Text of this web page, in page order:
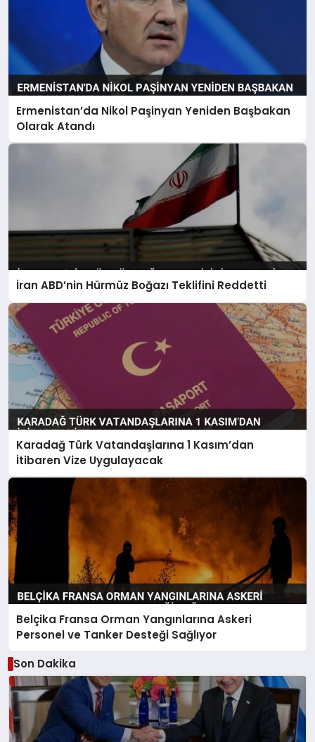
Ermenistan’da Nikol Paşinyan Yeniden Başbakan
Olarak Atandı
İran ABD’nin Hürmüz Boğazı Teklifini Reddetti
Karadağ Türk Vatandaşlarına 1 Kasım’dan
İtibaren Vize Uygulayacak
Belçika Fransa Orman Yangınlarına Askeri
Personel ve Tanker Desteği Sağlıyor
Son Dakika